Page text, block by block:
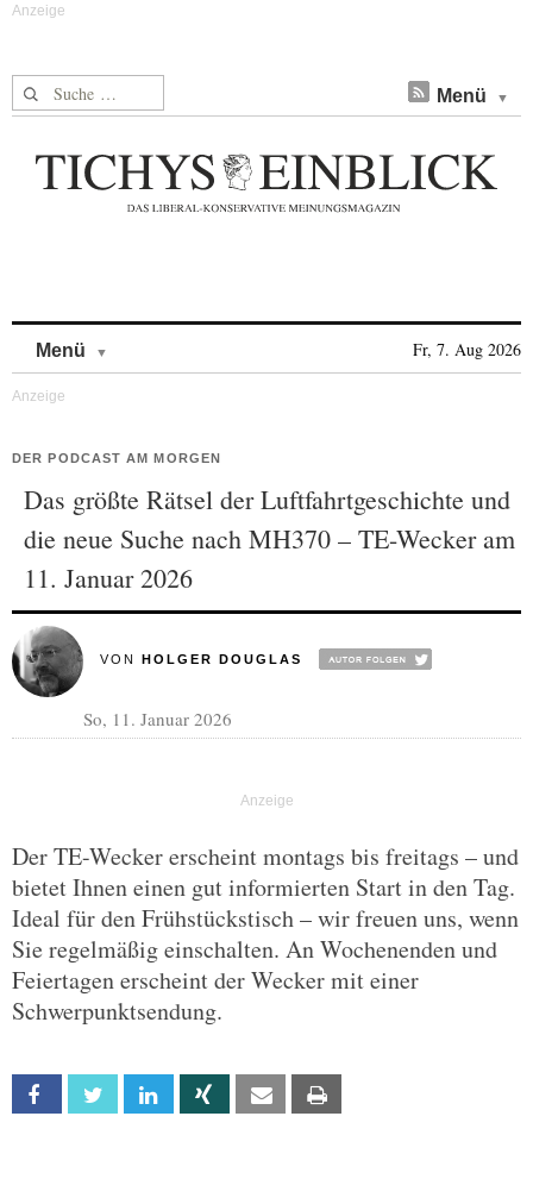
Suche nach: Menü
Menü Fr, 7. Aug 2026
DER PODCAST AM MORGEN
Das größte Rätsel der Luftfahrtgeschichte und
die neue Suche nach MH370 – TE-Wecker am
11. Januar 2026
VON HOLGER DOUGLAS
So, 11. Januar 2026
Der TE-Wecker erscheint montags bis freitags – und
bietet Ihnen einen gut informierten Start in den Tag.
Ideal für den Frühstückstisch – wir freuen uns, wenn
Sie regelmäßig einschalten. An Wochenenden und
Feiertagen erscheint der Wecker mit einer
Schwerpunktsendung.
Facebook Twitter Linkedin Xing Email